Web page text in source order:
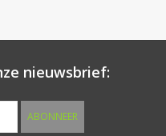
u bij opmerkingen uw
uw huisnummer. U
nieuwsbrief:
ABONNEER